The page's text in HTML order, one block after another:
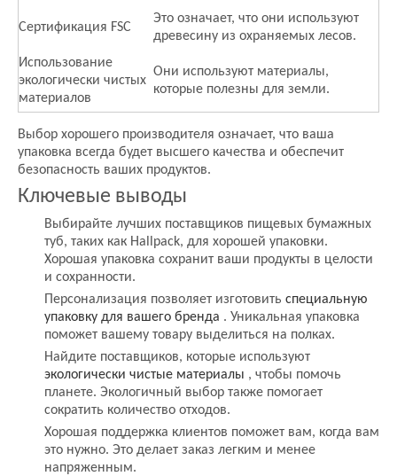
Сертификация FSC
Это означает, что они используют
древесину из охраняемых лесов.
Использование
экологически чистых
материалов
Они используют материалы,
которые полезны для земли.
Выбор хорошего производителя означает, что ваша
упаковка всегда будет высшего качества и обеспечит
безопасность ваших продуктов.
Ключевые выводы
Выбирайте лучших поставщиков пищевых бумажных
туб, таких как Hallpack, для хорошей упаковки.
Хорошая упаковка сохранит ваши продукты в целости
и сохранности.
Персонализация позволяет изготовить специальную
упаковку для вашего бренда . Уникальная упаковка
поможет вашему товару выделиться на полках.
Найдите поставщиков, которые используют
экологически чистые материалы , чтобы помочь
планете. Экологичный выбор также помогает
сократить количество отходов.
Хорошая поддержка клиентов поможет вам, когда вам
это нужно. Это делает заказ легким и менее
напряженным.